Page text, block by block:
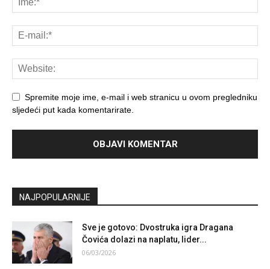
Spremite moje ime, e-mail i web stranicu u ovom pregledniku
sljedeći put kada komentarirate.
NAJPOPULARNIJE
Sve je gotovo: Dvostruka igra Dragana
Čovića dolazi na naplatu, lider...
06/03/2026